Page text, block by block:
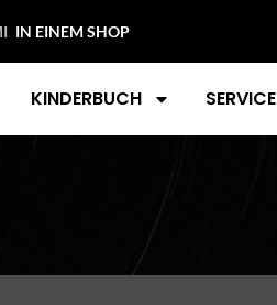
IN EINEM SHOP
KINDERBUCH SERVICE